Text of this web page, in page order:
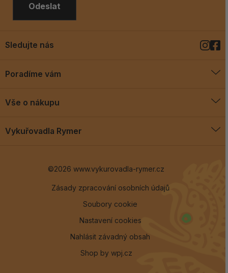
Odeslat
Poradíme vám
Blog
Vše o nákupu
Vykuřovadla Rymer
Sledujte nás
©2026 www.vykurovadla-rymer.cz
Zásady zpracování osobních údajů
Soubory cookie
Nastavení cookies
Nahlásit závadný obsah
Shop by wpj.cz